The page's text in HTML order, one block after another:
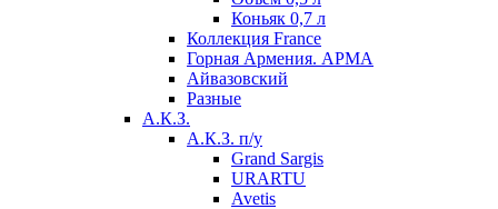
Коньяк 0,7 л
Коллекция France
Горная Армения. АРМА
Айвазовский
Разные
А.К.З.
А.К.З. п/у
Grand Sargis
URARTU
Avetis